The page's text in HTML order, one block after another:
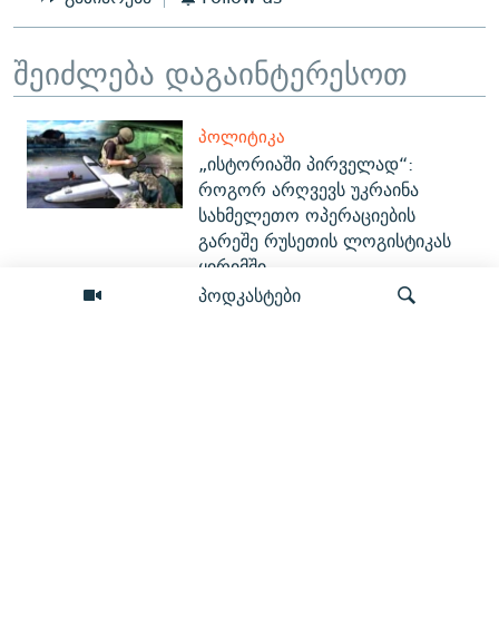
პოდკასტები
შეიძლება დაგაინტერესოთ
ᲞᲝᲚᲘᲢᲘᲙᲐ
„ისტორიაში პირველად“:
როგორ არღვევს უკრაინა
სახმელეთო ოპერაციების
გარეშე რუსეთის ლოგისტიკას
ყირიმში